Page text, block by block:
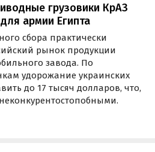
грузовики КрАЗ
армии Египта
сбора практически
рынок продукции
завода. По
удорожание украинских
до 17 тысяч долларов, что,